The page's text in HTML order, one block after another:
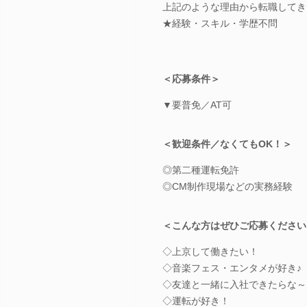
上記のような理由から転職してき
★経験・スキル・学歴不問
＜応募条件＞
▼要普免／AT可
＜歓迎条件／なくてもOK！＞
◎第二種運転免許
◎CM制作現場などの実務経験
＜こんな方はぜひご応募ください
◇上京して働きたい！
◇音楽フェス・エンタメが好き♪
◇友達と一緒に入社できたらな～
◇運転が好き！